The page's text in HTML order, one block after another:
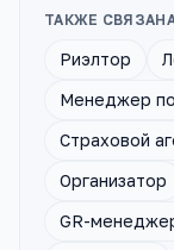
ТАКЖЕ
Риэлтор
Менеджер
Страховой
Организатор
GR-